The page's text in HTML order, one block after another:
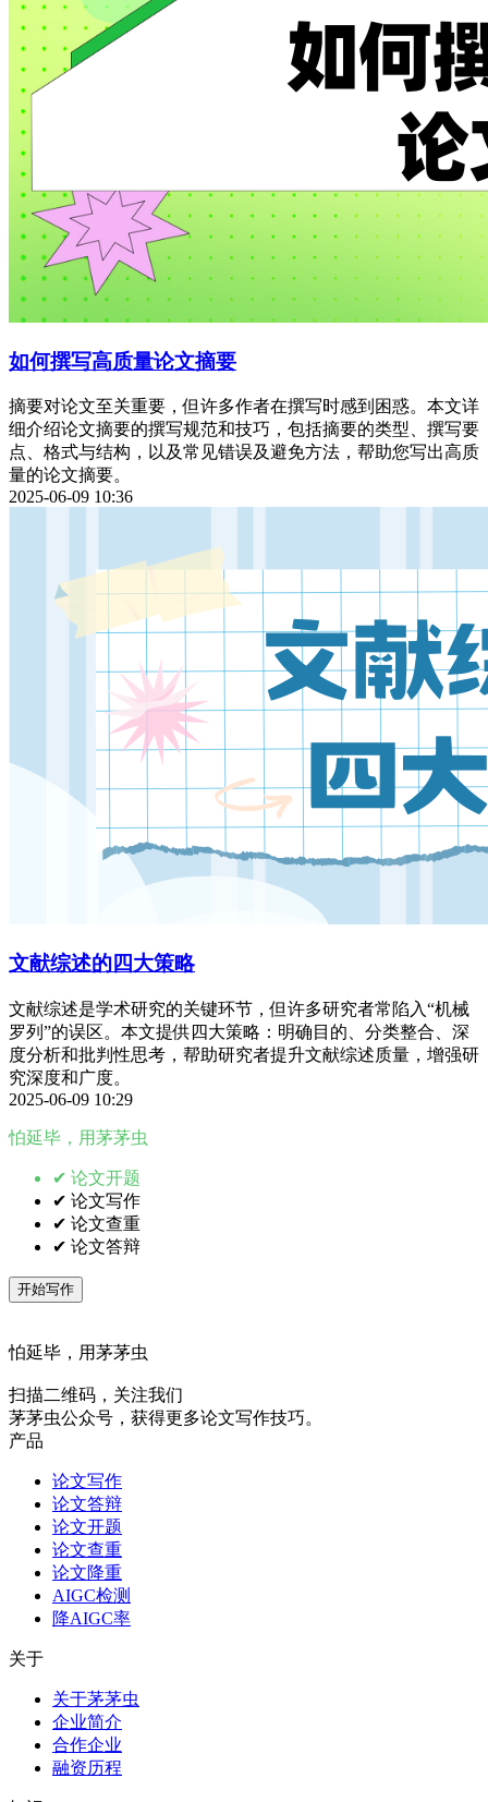
如何撰写高质量论文摘要
摘要对论文至关重要，但许多作者在撰写时感到困惑。本文详
细介绍论文摘要的撰写规范和技巧，包括摘要的类型、撰写要
点、格式与结构，以及常见错误及避免方法，帮助您写出高质
量的论文摘要。
2025-06-09 10:36
文献综述的四大策略
文献综述是学术研究的关键环节，但许多研究者常陷入“机械
罗列”的误区。本文提供四大策略：明确目的、分类整合、深
度分析和批判性思考，帮助研究者提升文献综述质量，增强研
究深度和广度。
2025-06-09 10:29
怕延毕，用茅茅虫
✔ 论文开题
✔ 论文写作
✔ 论文查重
✔ 论文答辩
开始写作
怕延毕，用茅茅虫
扫描二维码，关注我们
茅茅虫公众号，获得更多论文写作技巧。
产品
论文写作
论文答辩
论文开题
论文查重
论文降重
AIGC检测
降AIGC率
关于
关于茅茅虫
企业简介
合作企业
融资历程